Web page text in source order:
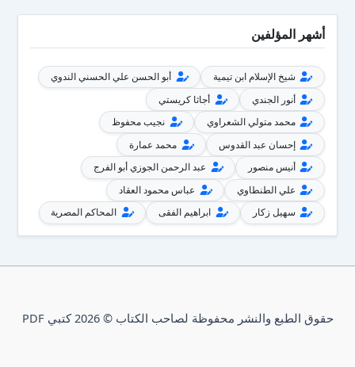
أشهر المؤلفين
شيخ الإسلام ابن تيمية
أبو الحسن علي الحسني الندوي
أنور الجندي
أجاثا كريستي
محمد متولي الشعراوي
نجيب محفوظ
إحسان عبد القدوس
محمد عمارة
أنيس منصور
عبد الرحمن الجوزي أبو الفرج
علي الطنطاوي
عباس محمود العقاد
سهيل زكار
ابراهيم الفقى المحاكم المصرية
حقوق الطبع والنشر محفوظة لصاحب الكتاب © 2026 كتبي PDF